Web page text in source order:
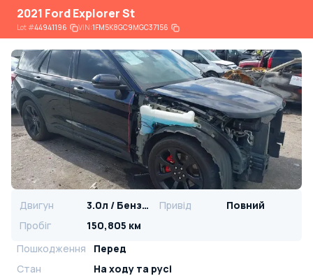
2021 Ford Explorer St
Lot#44941196 VIN:1FM5K8GC9MGC37156
Двигун 3.0л / Бензин Привід
Повний
Пробіг
150,805 км
Пошкодження
Перед
Стан
На ​​ходу та русі